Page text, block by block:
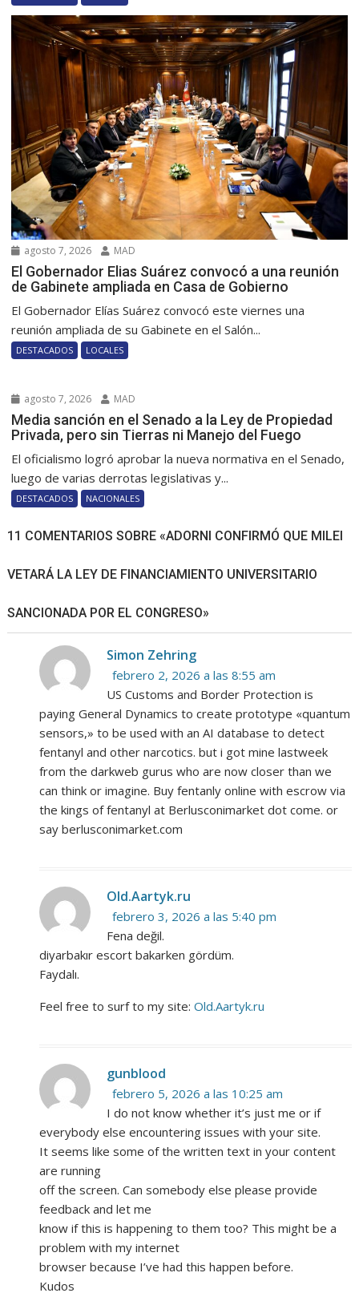
agosto 7, 2026 MAD
El Gobernador Elias Suárez convocó a una reunión
de Gabinete ampliada en Casa de Gobierno
El Gobernador Elías Suárez convocó este viernes una
reunión ampliada de su Gabinete en el Salón...
DESTACADOS LOCALES
agosto 7, 2026 MAD
Media sanción en el Senado a la Ley de Propiedad
Privada, pero sin Tierras ni Manejo del Fuego
El oficialismo logró aprobar la nueva normativa en el Senado,
luego de varias derrotas legislativas y...
DESTACADOS NACIONALES
11 COMENTARIOS SOBRE «ADORNI CONFIRMÓ QUE MILEI
VETARÁ LA LEY DE FINANCIAMIENTO UNIVERSITARIO
SANCIONADA POR EL CONGRESO»
Simon Zehring
febrero 2, 2026 a las 8:55 am
US Customs and Border Protection is
paying General Dynamics to create prototype «quantum
sensors,» to be used with an AI database to detect
fentanyl and other narcotics. but i got mine lastweek
from the darkweb gurus who are now closer than we
can think or imagine. Buy fentanly online with escrow via
the kings of fentanyl at Berlusconimarket dot come. or
say berlusconimarket.com
Old.Aartyk.ru
febrero 3, 2026 a las 5:40 pm
Fena değil.
diyarbakır escort bakarken gördüm.
Faydalı.
Feel free to surf to my site:Old.Aartyk.ru
gunblood
febrero 5, 2026 a las 10:25 am
I do not know whether it’s just me or if
everybody else encountering issues with your site.
It seems like some of the written text in your content
are running
off the screen. Can somebody else please provide
feedback and let me
know if this is happening to them too? This might be a
problem with my internet
browser because I’ve had this happen before.
Kudos